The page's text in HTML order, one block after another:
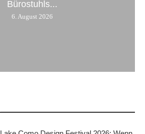
Bürostuhls...
6. August 2026